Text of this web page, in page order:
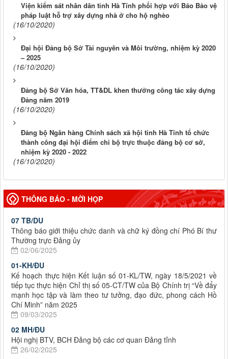
Viện kiểm sát nhân dân tỉnh Hà Tĩnh phối hợp với Báo Bảo vệ
pháp luật hỗ trợ xây dựng nhà ở cho hộ nghèo
(16/10/2020)
Đại hội Đảng bộ Sở Tài nguyên và Môi trường, nhiệm kỳ 2020
– 2025
(16/10/2020)
Đảng bộ Sở Văn hóa, TT&DL khen thưởng công tác xây dựng
Đảng năm 2019
(16/10/2020)
Đảng bộ Ngân hàng Chính sách xã hội tỉnh Hà Tĩnh tổ chức
thành công đại hội điểm chi bộ trực thuộc đảng bộ cơ sở,
nhiệm kỳ 2020 - 2022
(16/10/2020)
THÔNG BÁO - MỜI HỌP
07 TB/DU
Thông báo giới thiệu chức danh và chữ ký đồng chí Phó Bí thư
Thường trực Đảng ủy
02/06/2025
01-KH/ĐU
Kế hoạch thực hiện Kết luận số 01-KL/TW, ngày 18/5/2021 về
tiếp tục thực hiện Chỉ thị số 05-CT/TW của Bộ Chính trị “Về đẩy
mạnh học tập và làm theo tư tưởng, đạo đức, phong cách Hồ
Chí Minh” năm 2025
09/03/2025
02 MH/ĐU
Hội nghị BTV, BCH Đảng bộ các cơ quan Đảng tỉnh
26/02/2025